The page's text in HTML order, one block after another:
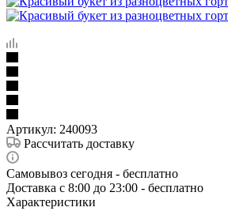
Артикул: 240093
Рассчитать доставку
Самовывоз сегодня - бесплатно
Доставка c 8:00 до 23:00 - бесплатно
Характеристики